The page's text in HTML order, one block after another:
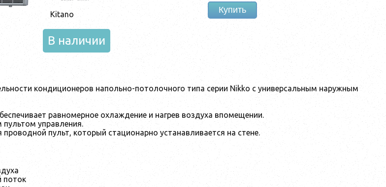
Купить
Kitano
В наличии
кондиционеров напольно-потолочного типа серии Nikko с универсальным наружным
равномерное охлаждение и нагрев воздуха впомещении.
управления.
проводной пульт, который стационарно устанавливается на стене.
поток